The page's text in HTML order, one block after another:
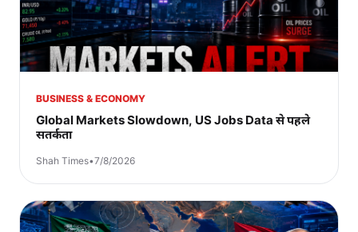
BUSINESS & ECONOMY
Global Markets Slowdown, US Jobs Data से पहले
सतर्कता
Shah Times•7/8/2026